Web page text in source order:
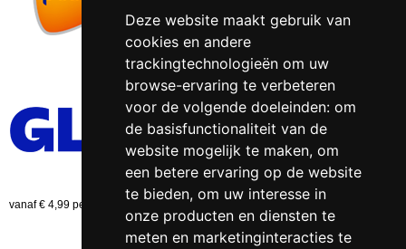
Deze website maakt gebruik van
cookies en andere
trackingtechnologieën om uw
browse-ervaring te verbeteren
voor de volgende doeleinden: om
de basisfunctionaliteit van de
website mogelijk te maken, om
een betere ervaring op de website
te bieden, om uw interesse in
onze producten en diensten te
meten en marketinginteracties te
vanaf € 4,99 per bestelling (NL)